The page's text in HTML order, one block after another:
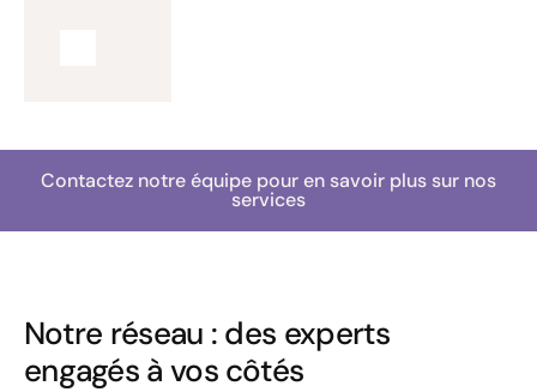
Contactez notre équipe pour en savoir plus sur nos
services
Notre réseau : des experts
engagés à vos côtés